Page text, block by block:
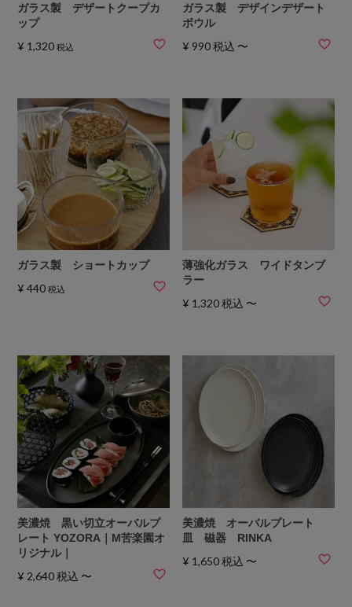
ガラス製 デザートクープカ
ップ
¥ 1,320 税込
ガラス製 デザインデザート
ボウル
¥ 990税込 〜
ガラス製 ショートカップ
¥ 440 税込
薄強化ガラス ワイドタンブ
ラー
¥ 1,320税込 〜
美濃焼 黒い切立オーバルプ
レート YOZORA｜M苦楽園オ
リジナル｜
¥ 2,640 税込 〜
美濃焼 オーバルプレート
皿 磁器 RINKA
¥ 1,650税込 〜